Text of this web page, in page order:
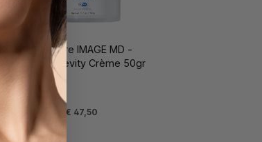
IMAGE Skincare IMAGE MD -
Biotech Longevity Crème 50gr
Varianten vanaf € 47,50
€ 129,00